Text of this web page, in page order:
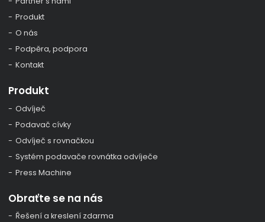
Produkt
O nás
Podpěra, podpora
Kontakt
Produkt
Odvíječ
Podavač cívky
Odvíječ s rovnačkou
Systém podavače rovnátka odvíječe
Press Machine
Obraťte se na nás
Řešení a kreslení zdarma